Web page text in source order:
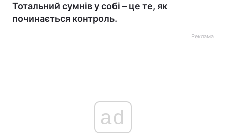
Тотальний сумнів у собі – це те, як
починається контроль.
Реклама
ad